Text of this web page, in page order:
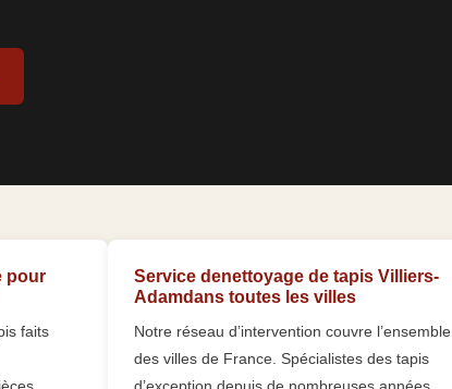
pour
faits
Service denettoyage de tapis Villiers-
Adamdans toutes les villes
Notre réseau d’intervention couvre l’ensemble
des villes de France. Spécialistes des tapis